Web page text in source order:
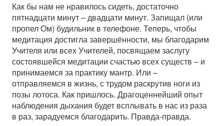
Как бы нам не нравилось сидеть, достаточно
пятнадцати минут – двадцати минут. Запищал (или
пропел Ом) будильник в телефоне. Теперь, чтобы
медитация достигла завершённости, мы благодарим
Учителя или всех Учителей, посвящаем заслугу
состоявшейся медитации счастью всех существ – и
принимаемся за практику мантр. Или –
отправляемся в жизнь, с трудом раскрутив ноги из
позы лотоса. Как пришлось. Драгоценнейший опыт
наблюдения дыхания будет всплывать в нас из раза
в раз, зарадуемся благодарить. Правда-правда.